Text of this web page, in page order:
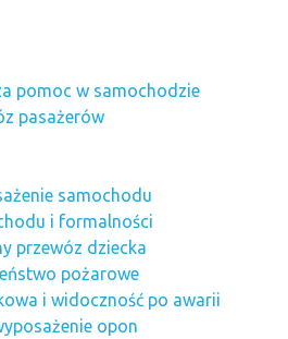
pomoc w samochodzie
pasażerów
samochodu
i formalności
przewóz dziecka
pożarowe
i widoczność po awarii
opon